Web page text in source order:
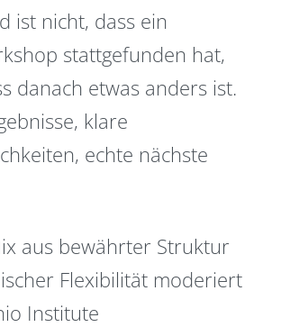
ist nicht, dass ein
stattgefunden hat,
danach etwas anders ist.
klare
echte nächste
aus bewährter Struktur
Flexibilität moderiert
Institute